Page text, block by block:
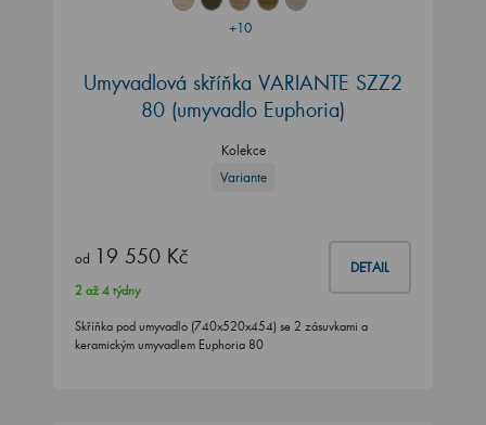
+10
Umyvadlová skříňka VARIANTE SZZ2
80 (umyvadlo Euphoria)
Kolekce
Variante
od 19 550 Kč DETAIL
2 až 4 týdny
Skříňka pod umyvadlo (740x520x454) se 2 zásuvkami a
keramickým umyvadlem Euphoria 80